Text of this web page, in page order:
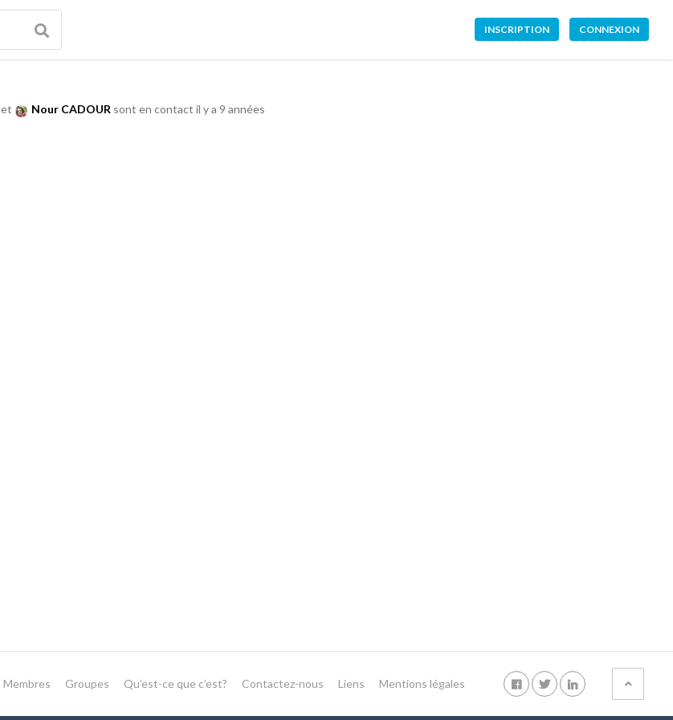
INSCRIPTION CONNEXION
et Nour CADOUR sont en contact il y a 9 années
Membres Groupes Qu’est-ce que c’est? Contactez-nous Liens Mentions légales